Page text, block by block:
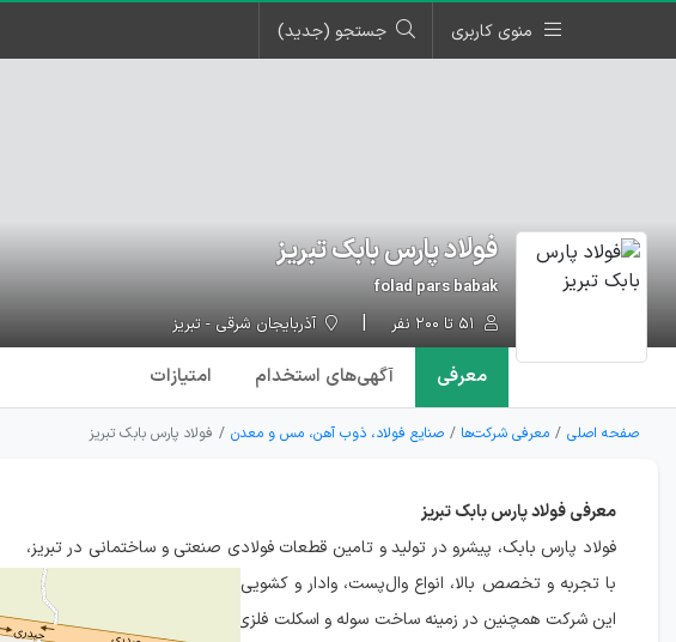
منوی کاربری جستجو (جدید)
فولاد پارس بابک تبریز
folad pars babak
آذربایجان شرقی - تبریز
معرفی آگهی‌های استخدام امتیازات
صفحه اصلی معرفی شرکت‌ها صنایع فولاد، ذوب آهن، مس و معدن فولاد پارس بابک تبریز
معرفی فولاد پارس بابک تبریز
فولاد پارس بابک، پیشرو در تولید و تامین قطعات فولادی صنعتی و ساختمانی در تبریز،
با تجربه و تخصص بالا، انواع وال‌پست، وادار و کشویی را با کیفیت عالی تولید می‌کند.
این شرکت همچنین در زمینه ساخت سوله و اسکلت فلزی و تأمین ورق‌های فولادی شامل